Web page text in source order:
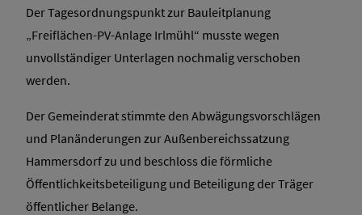
Der Tagesordnungspunkt zur Bauleitplanung
„Freiflächen-PV-Anlage Irlmühl“ musste wegen
unvollständiger Unterlagen nochmalig verschoben
werden.
Der Gemeinderat stimmte den Abwägungsvorschlägen
und Planänderungen zur Außenbereichssatzung
Hammersdorf zu und beschloss die förmliche
Öffentlichkeitsbeteiligung und Beteiligung der Träger
öffentlicher Belange.